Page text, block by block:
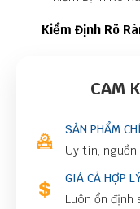
Kiểm Định Rõ
CAM
SẢN PHẨM
Uy tín,
GIÁ CẢ HỢP
Luôn ổn